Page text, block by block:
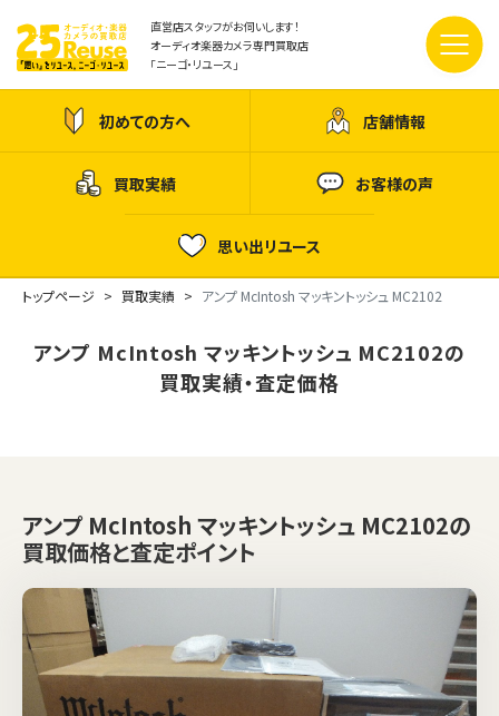
直営店スタッフがお伺いします！
オーディオ楽器カメラ専門買取店
「ニーゴ・リユース」
初めての方へ 店舗情報
買取実績 お客様の声
思い出リユース
トップページ 買取実績 アンプ McIntosh マッキントッシュ MC2102
アンプ McIntosh マッキントッシュ MC2102の
買取実績・査定価格
アンプ McIntosh マッキントッシュ MC2102の
買取価格と査定ポイント